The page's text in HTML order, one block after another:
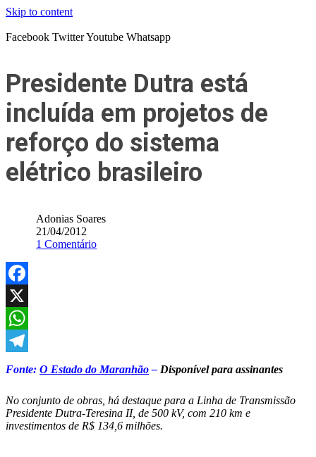
Skip to content
Facebook TwitterYoutube Whatsapp
Presidente Dutra está
incluída em projetos de
reforço do sistema
elétrico brasileiro
Adonias Soares
21/04/2012
1 Comentário
Facebook
X
WhatsApp
Telegram
Fonte: O Estado do Maranhão– Disponível para assinantes
No conjunto de obras, há destaque para a Linha de Transmissão
Presidente Dutra-Teresina II, de 500 kV, com 210 km e
investimentos de R$ 134,6 milhões.